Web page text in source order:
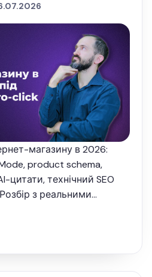
магазину в 2026:
product schema,
цитати, технічний SEO
з реальними